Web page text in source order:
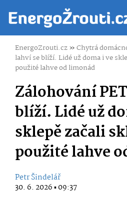
EnergoZrouti.cz»Chytrá
lahví se blíží. Lidé už doma i ve
použité lahve od limonád
Zálohování
blíží. Lidé už
sklepě začali
použité lahve
Petr Šindelář
30. 6. 2026 ▪ 09:37